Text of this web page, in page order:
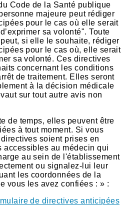
Code de la Santé publique
majeure peut rédiger
pour le cas où elle serait
sa volonté". Toute
si elle le souhaite, rédiger
pour le cas où, elle serait
sa volonté. Ces directives
concernant les conditions
de traitement. Elles seront
à la décision médicale
sur tout autre avis non
de temps, elles peuvent être
à tout moment. Si vous
soient prises en
accessibles au médecin qui
au sein de l'établissement
ou signalez-lui leur
les coordonnées de la
vous les avez confiées : » :
de directives anticipées